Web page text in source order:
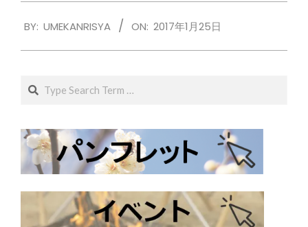
01-
BY: UMEKANRISYA ON: 2017年1月25日
Search